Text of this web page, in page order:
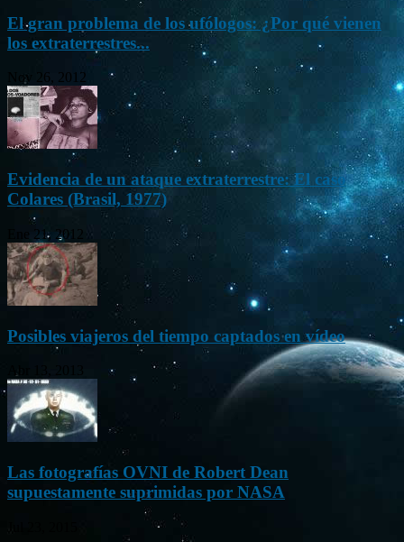
El gran problema de los ufólogos: ¿Por qué vienen
los extraterrestres...
Nov 26, 2012
Evidencia de un ataque extraterrestre: El caso
Colares (Brasil, 1977)
Ene 21, 2012
Posibles viajeros del tiempo captados en vídeo
Las fotografías OVNI de Robert Dean
supuestamente suprimidas por NASA